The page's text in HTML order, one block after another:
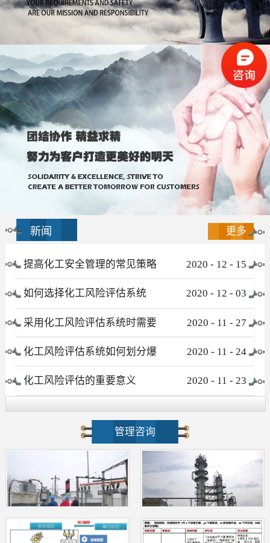
新闻 更多
提高化工安全管理的常见策略
有哪些
2020 - 12 - 15
如何选择化工风险评估系统 2020 - 12 - 03
采用化工风险评估系统时需要
注意哪些事项
2020 - 11 - 27
化工风险评估系统如何划分爆
炸危险区域
2020 - 11 - 24
化工风险评估的重要意义 2020 - 11 - 23
管理咨询